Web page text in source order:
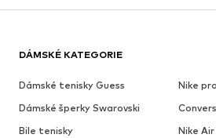
DÁMSKÉ KATEGORIE
Dámské tenisky Guess
Nike
Dámské šperky Swarovski
Bile tenisky
Nike